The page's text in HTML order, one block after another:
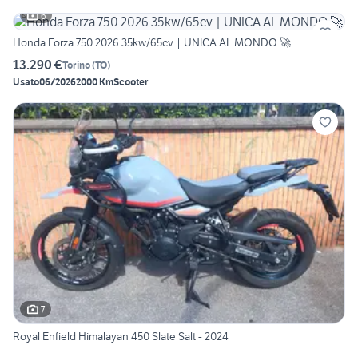
6
Honda Forza 750 2026 35kw/65cv | UNICA AL MONDO 🚀
13.290 €Torino(TO)
Usato06/20262000 KmScooter
7
Royal Enfield Himalayan 450 Slate Salt - 2024